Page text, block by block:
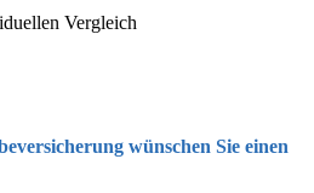
Vergleich
wünschen Sie einen